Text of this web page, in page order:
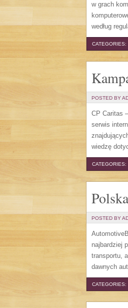
w grach
według
CATEGORIES:
POSTED BY
CP Caritas
serwis
wiedzę
CATEGORIES:
POSTED BY
najbardziej
transportu,
dawnych
CATEGORIES: